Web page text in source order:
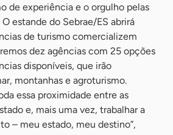
de experiência e o orgulho pelas
estande do Sebrae/ES abrirá
de turismo comercializem
dez agências com 25 opções
disponíveis, que irão
montanhas e agroturismo.
essa proximidade entre as
e, mais uma vez, trabalhar a
– meu estado, meu destino”,